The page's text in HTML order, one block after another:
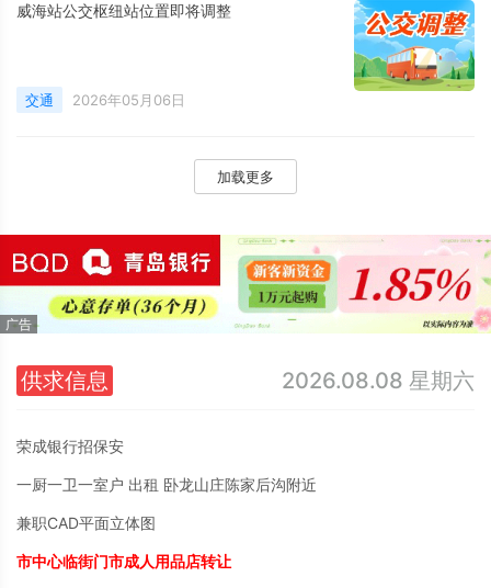
威海站公交枢纽站位置即将调整
交通 2026年05月06日
加载更多
供求信息 2026.08.08 星期六
荣成银行招保安
一厨一卫一室户 出租 卧龙山庄陈家后沟附近
兼职CAD平面立体图
市中心临街门市成人用品店转让